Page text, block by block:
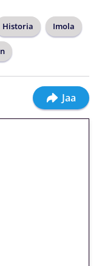
Historia Imola
Jaa